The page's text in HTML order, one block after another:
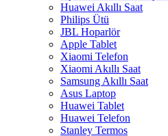
Huawei Akıllı Saat
Philips Ütü
JBL Hoparlör
Apple Tablet
Xiaomi Telefon
Xiaomi Akıllı Saat
Samsung Akıllı Saat
Asus Laptop
Huawei Tablet
Huawei Telefon
Stanley Termos